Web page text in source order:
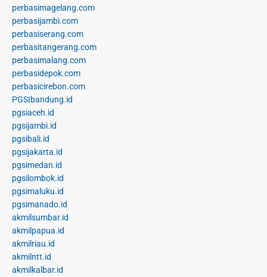
perbasimagelang.com
perbasijambi.com
perbasiserang.com
perbasitangerang.com
perbasimalang.com
perbasidepok.com
perbasicirebon.com
PGSIbandung.id
pgsiaceh.id
pgsijambi.id
pgsibali.id
pgsijakarta.id
pgsimedan.id
pgsilombok.id
pgsimaluku.id
pgsimanado.id
akmilsumbar.id
akmilpapua.id
akmilriau.id
akmilntt.id
akmilkalbar.id